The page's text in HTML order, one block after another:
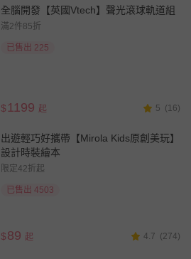
全腦開發【英國Vtech】聲光滾球軌道組
滿2件85折
已售出 225
$1199 起 5 (16)
出遊輕巧好攜帶【Mirola Kids原創美玩】
設計時裝繪本
限定42折起
已售出 4503
$89 起 4.7 (274)